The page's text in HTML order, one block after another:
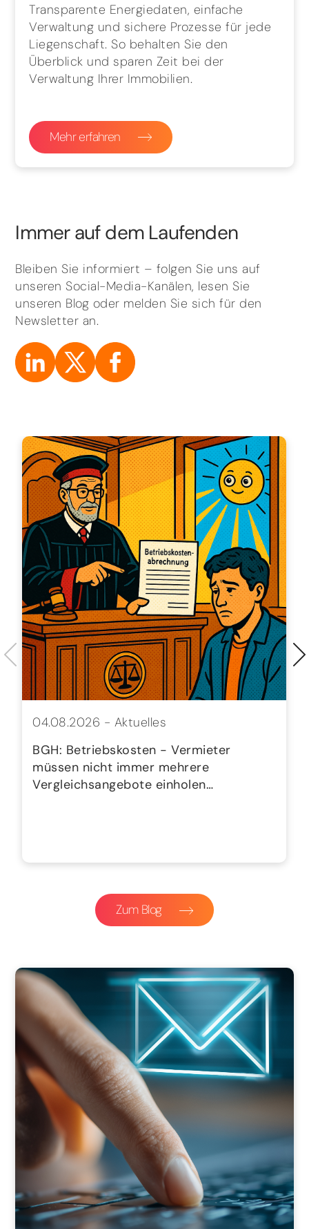
Transparente Energiedaten, einfache
Verwaltung und sichere Prozesse für jede
Liegenschaft. So behalten Sie den
Überblick und sparen Zeit bei der
Verwaltung Ihrer Immobilien.
Mehr erfahren
Immer auf dem Laufenden
Bleiben Sie informiert – folgen Sie uns auf
unseren Social-Media-Kanälen, lesen Sie
unseren Blog oder melden Sie sich für den
Newsletter an.
04.08.2026 - Aktuelles
BGH: Betriebskosten - Vermieter
müssen nicht immer mehrere
Vergleichsangebote einholen…
Zum Blog